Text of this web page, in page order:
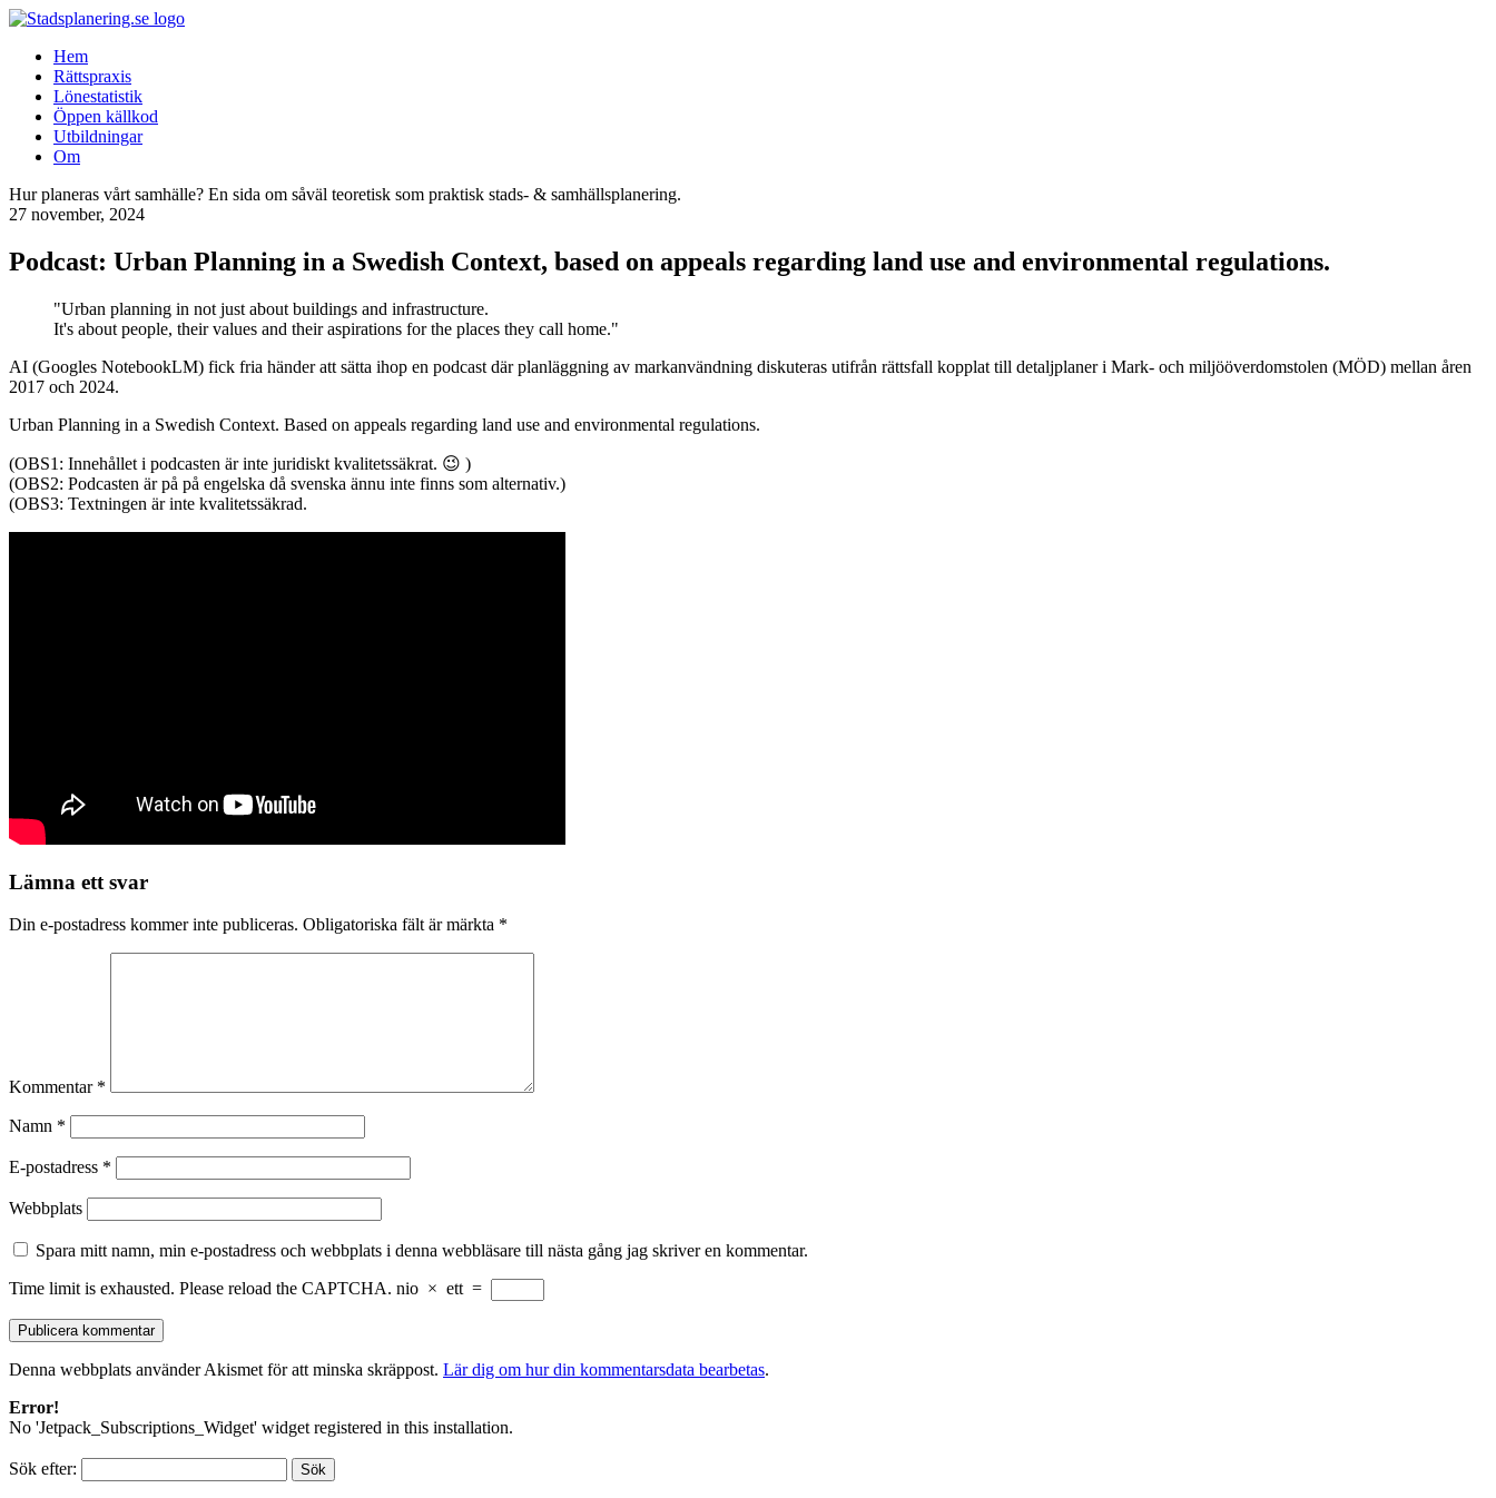
Hem
Rättspraxis
Lönestatistik
Öppen källkod
Utbildningar
Om
Hur planeras vårt samhälle? En sida om såväl teoretisk som praktisk stads- & samhällsplanering.
27 november, 2024
Podcast: Urban Planning in a Swedish Context, based on appeals regarding land use and environmental regulations.
"Urban planning in not just about buildings and infrastructure.
It's about people, their values and their aspirations for the places they call home."
AI (Googles NotebookLM) fick fria händer att sätta ihop en podcast där planläggning av markanvändning diskuteras utifrån rättsfall kopplat till detaljplaner i Mark- och miljööverdomstolen (MÖD) mellan åren
2017 och 2024.
Urban Planning in a Swedish Context. Based on appeals regarding land use and environmental regulations.
(OBS1: Innehållet i podcasten är inte juridiskt kvalitetssäkrat. 😉 )
(OBS2: Podcasten är på på engelska då svenska ännu inte finns som alternativ.)
(OBS3: Textningen är inte kvalitetssäkrad.
Lämna ett svar
Din e-postadress kommer inte publiceras. Obligatoriska fält är märkta *
Kommentar *
Namn *
E-postadress *
Webbplats
Spara mitt namn, min e-postadress och webbplats i denna webbläsare till nästa gång jag skriver en kommentar.
Time limit is exhausted. Please reload the CAPTCHA. nio × ett =
Denna webbplats använder Akismet för att minska skräppost. Lär dig om hur din kommentarsdata bearbetas.
Error!
No 'Jetpack_Subscriptions_Widget' widget registered in this installation.
Sök efter: